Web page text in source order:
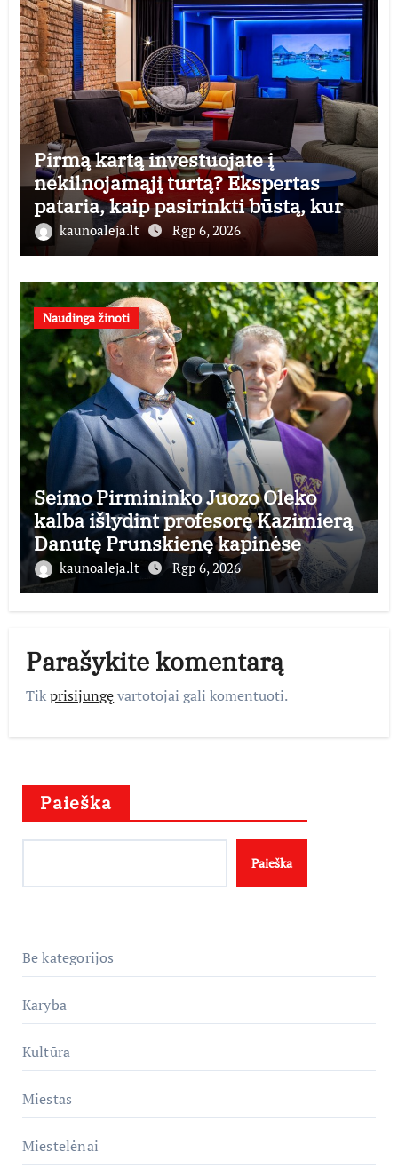
Pirmą kartą investuojate į
nekilnojamąjį turtą? Ekspertas
pataria, kaip pasirinkti būstą, kuris
generuos grąžą
kaunoaleja.lt Rgp 6, 2026
Naudinga žinoti
Seimo Pirmininko Juozo Oleko
kalba išlydint profesorę Kazimierą
Danutę Prunskienę kapinėse
kaunoaleja.lt Rgp 6, 2026
Parašykite komentarą
Tikprisijungęvartotojai gali komentuoti.
Paieška
Paieška
Be kategorijos
Karyba
Kultūra
Miestas
Miestelėnai